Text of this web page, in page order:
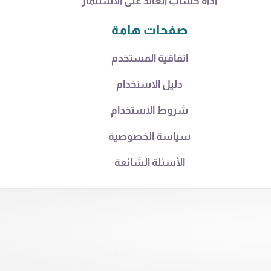
صفحات هامة
اتفاقية المستخدم
دليل الاستخدام
شروط الاستخدام
سياسة الخصوصية
الأسئلة الشائعة